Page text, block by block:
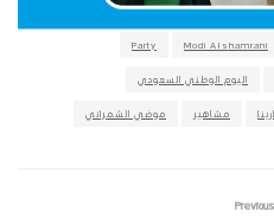
Modi Alshamrani
Party
اليوم الوطني السعودي
مشاهير موضي الشمراني